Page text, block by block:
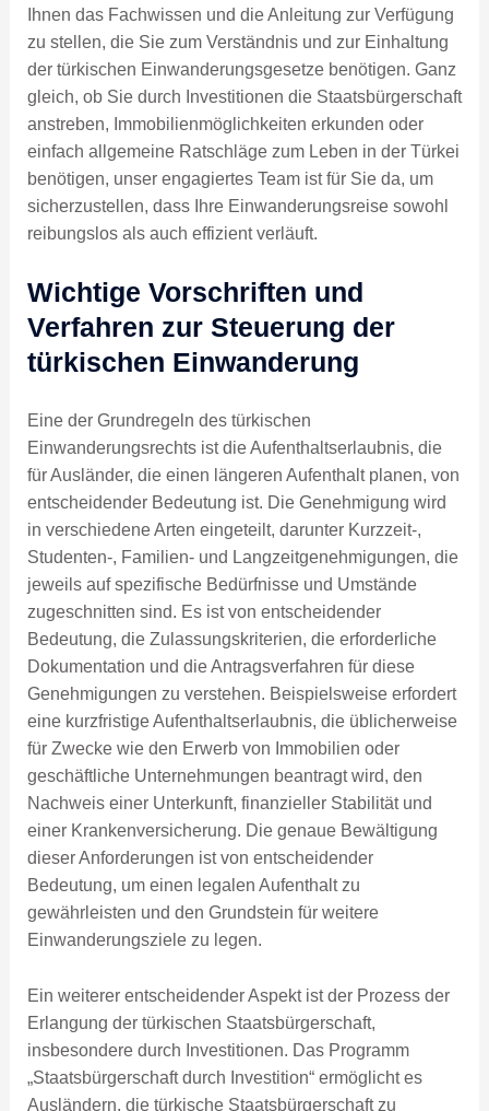
Ihnen das Fachwissen und die Anleitung zur Verfügung
zu stellen, die Sie zum Verständnis und zur Einhaltung
der türkischen Einwanderungsgesetze benötigen. Ganz
gleich, ob Sie durch Investitionen die Staatsbürgerschaft
anstreben, Immobilienmöglichkeiten erkunden oder
einfach allgemeine Ratschläge zum Leben in der Türkei
benötigen, unser engagiertes Team ist für Sie da, um
sicherzustellen, dass Ihre Einwanderungsreise sowohl
reibungslos als auch effizient verläuft.
Wichtige Vorschriften und
Verfahren zur Steuerung der
türkischen Einwanderung
Eine der Grundregeln des türkischen
Einwanderungsrechts ist die Aufenthaltserlaubnis, die
für Ausländer, die einen längeren Aufenthalt planen, von
entscheidender Bedeutung ist. Die Genehmigung wird
in verschiedene Arten eingeteilt, darunter Kurzzeit-,
Studenten-, Familien- und Langzeitgenehmigungen, die
jeweils auf spezifische Bedürfnisse und Umstände
zugeschnitten sind. Es ist von entscheidender
Bedeutung, die Zulassungskriterien, die erforderliche
Dokumentation und die Antragsverfahren für diese
Genehmigungen zu verstehen. Beispielsweise erfordert
eine kurzfristige Aufenthaltserlaubnis, die üblicherweise
für Zwecke wie den Erwerb von Immobilien oder
geschäftliche Unternehmungen beantragt wird, den
Nachweis einer Unterkunft, finanzieller Stabilität und
einer Krankenversicherung. Die genaue Bewältigung
dieser Anforderungen ist von entscheidender
Bedeutung, um einen legalen Aufenthalt zu
gewährleisten und den Grundstein für weitere
Einwanderungsziele zu legen.
Ein weiterer entscheidender Aspekt ist der Prozess der
Erlangung der türkischen Staatsbürgerschaft,
insbesondere durch Investitionen. Das Programm
„Staatsbürgerschaft durch Investition“ ermöglicht es
Ausländern, die türkische Staatsbürgerschaft zu